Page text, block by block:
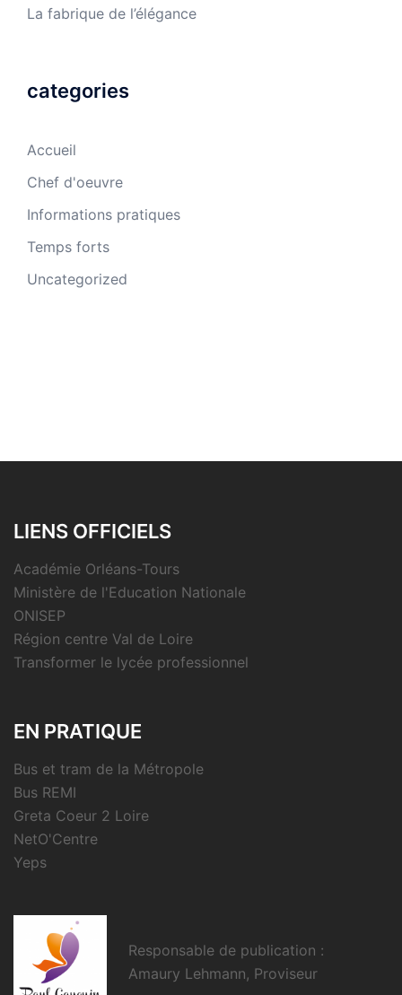
La fabrique de l’élégance
categories
Accueil
Chef d'oeuvre
Informations pratiques
Temps forts
Uncategorized
LIENS OFFICIELS
Académie Orléans-Tours
Ministère de l'Education Nationale
ONISEP
Région centre Val de Loire
Transformer le lycée professionnel
EN PRATIQUE
Bus et tram de la Métropole
Bus REMI
Greta Coeur 2 Loire
NetO'Centre
Yeps
Responsable de publication :
Amaury Lehmann, Proviseur